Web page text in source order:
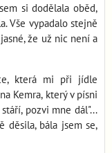
si dodělala oběd,
Vše vypadalo stejně
že už nic není a
která mi při jídle
Kemra, který v písni
pozvi mne dál"...
děsila, bála jsem se,